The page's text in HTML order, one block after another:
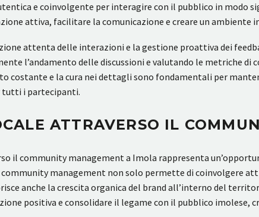
e coinvolgente per interagire con il pubblico in modo
attiva, facilitare la comunicazione e creare un ambiente
attenta delle interazioni e la gestione proattiva dei
l’andamento delle discussioni e valutando le metriche
costante e la cura nei dettagli sono fondamentali per
tutti i partecipanti.
ATTRAVERSO IL
il community management a Imola rappresenta
management non solo permette di coinvolgere
anche la crescita organica del brand all’interno del
positiva e consolidare il legame con il pubblico imolese,